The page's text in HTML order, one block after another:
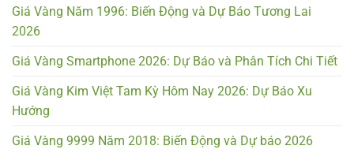
Giá Vàng Năm 1996: Biến Động và Dự Báo Tương Lai
2026
Giá Vàng Smartphone 2026: Dự Báo và Phân Tích Chi Tiết
Giá Vàng Kim Việt Tam Kỳ Hôm Nay 2026: Dự Báo Xu
Hướng
Giá Vàng 9999 Năm 2018: Biến Động và Dự báo 2026